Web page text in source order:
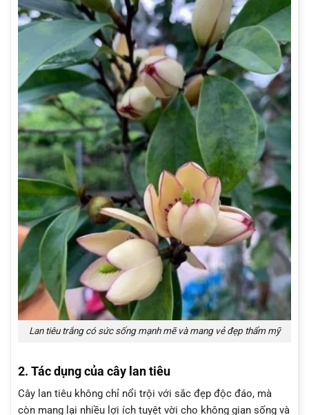
Lan tiêu trắng có sức sống mạnh mẽ và mang vẻ đẹp thẩm mỹ
2. Tác dụng của cây lan tiêu
Cây lan tiêu không chỉ nổi trội với sắc đẹp độc đáo, mà
còn mang lại nhiều lợi ích tuyệt vời cho không gian sống và